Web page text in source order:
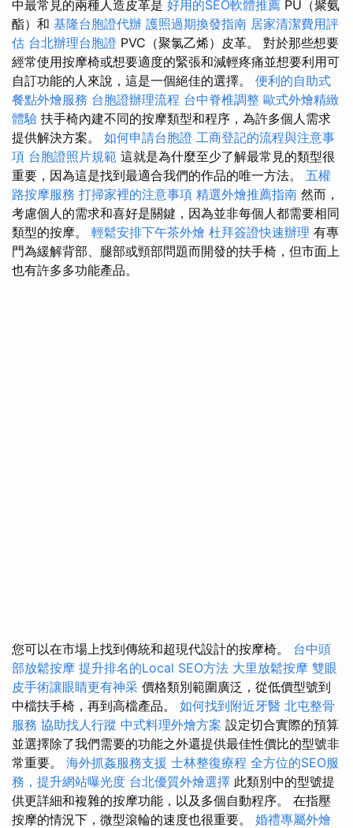
中最常見的兩種人造皮革是 好用的SEO軟體推薦 PU（聚氨
酯）和 基隆台胞證代辦 護照過期換發指南 居家清潔費用評
估 台北辦理台胞證 PVC（聚氯乙烯）皮革。 對於那些想要
經常使用按摩椅或想要適度的緊張和減輕疼痛並想要利用可
自訂功能的人來說，這是一個絕佳的選擇。 便利的自助式
餐點外燴服務 台胞證辦理流程 台中脊椎調整 歐式外燴精緻
體驗 扶手椅內建不同的按摩類型和程序，為許多個人需求
提供解決方案。 如何申請台胞證 工商登記的流程與注意事
項 台胞證照片規範 這就是為什麼至少了解最常見的類型很
重要，因為這是找到最適合我們的作品的唯一方法。 五權
路按摩服務 打掃家裡的注意事項 精選外燴推薦指南 然而，
考慮個人的需求和喜好是關鍵，因為並非每個人都需要相同
類型的按摩。 輕鬆安排下午茶外燴 杜拜簽證快速辦理 有專
門為緩解背部、腿部或頸部問題而開發的扶手椅，但市面上
也有許多多功能產品。
您可以在市場上找到傳統和超現代設計的按摩椅。 台中頭
部放鬆按摩 提升排名的Local SEO方法 大里放鬆按摩 雙眼
皮手術讓眼睛更有神采 價格類別範圍廣泛，從低價型號到
中檔扶手椅，再到高檔產品。 如何找到附近牙醫 北屯整骨
服務 協助找人行蹤 中式料理外燴方案 設定切合實際的預算
並選擇除了我們需要的功能之外還提供最佳性價比的型號非
常重要。 海外抓姦服務支援 士林整復療程 全方位的SEO服
務，提升網站曝光度 台北優質外燴選擇 此類別中的型號提
供更詳細和複雜的按摩功能，以及多個自動程序。 在指壓
按摩的情況下，微型滾輪的速度也很重要。 婚禮專屬外燴